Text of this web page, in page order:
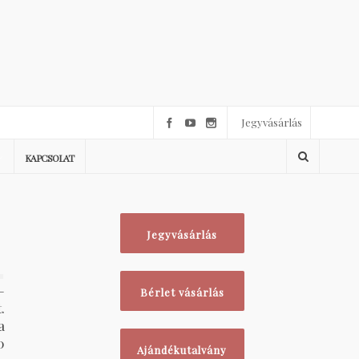
Jegyvásárlás
KAPCSOLAT
Jegyvásárlás
Bérlet vásárlás
Ajándékutalvány